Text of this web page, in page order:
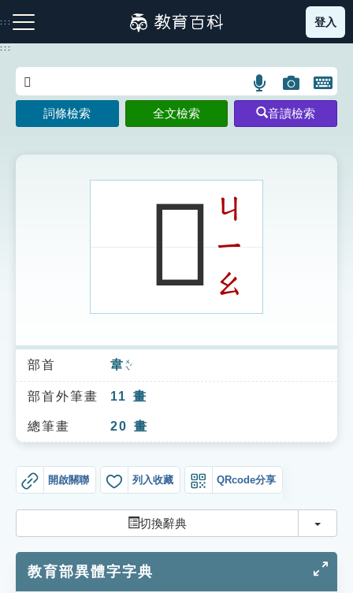
到
主
:::
注音索引圖示 筆畫索引圖示 部首索引表圖示
索引選單
知識索引
單字索引
貓頭鷹博士
登入
:::
語
言
搜
示
圖
片
搜
開
鍵
圖
詞條檢索 全文檢索 音讀檢索
𩏙 ㄐ
ㄧ
ㄠ
部首 韋 ㄨㄟˊ
部首外筆畫 11 畫
總筆畫 20 畫
開啟關聯 列入收藏 QRcode分享
切換辭典 切換
教育部異體字字典